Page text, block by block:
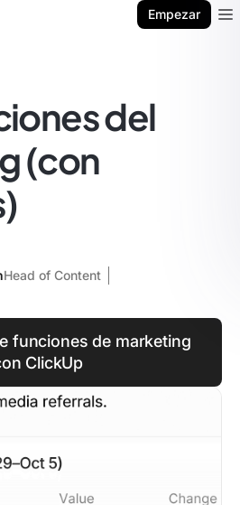
Empezar
del
(con
Head of Content
funciones de marketing
ClickUp